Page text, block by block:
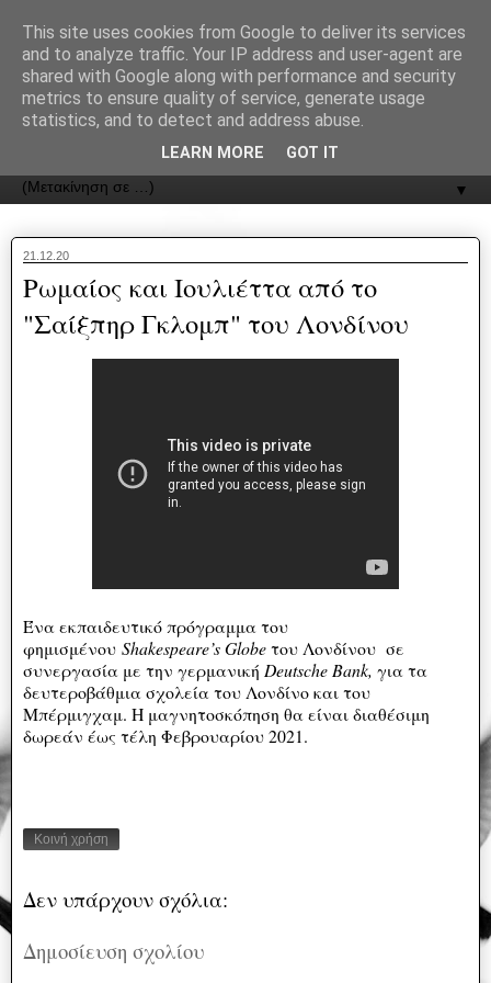
ΟΔΟΣ
▼
21.12.20
Ρωμαίος και Ιουλιέττα από το
"Σαίξπηρ Γκλομπ" του Λονδίνου
Ένα εκπαιδευτικό πρόγραμμα του
φημισμένου Shakespeare’s Globeτου Λονδίνου σε
συνεργασία με την γερμανική Deutsche Bank, για τα
δευτεροβάθμια σχολεία του Λονδίνο και του
Μπέρμιγχαμ. Η μαγνητοσκόπηση θα είναι διαθέσιμη
δωρεάν έως τέλη Φεβρουαρίου 2021.
Κοινή χρήση
Δεν υπάρχουν σχόλια:
Δημοσίευση σχολίου
This site uses cookies from Google to deliver its services
and to analyze traffic. Your IP address and user-agent are
shared with Google along with performance and security
metrics to ensure quality of service, generate usage
statistics, and to detect and address abuse.
LEARN MORE GOT IT